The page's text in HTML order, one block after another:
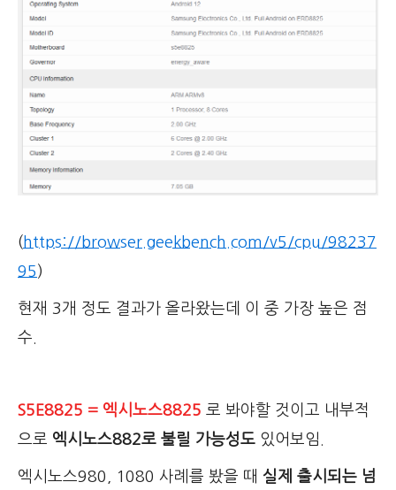
( https://browser.geekbench.com/v5/cpu/98237
95 )
현재 3개 정도 결과가 올라왔는데 이 중 가장 높은 점
수.
S5E8825 = 엑시노스8825 로 봐야할 것이고 내부적
으로 엑시노스882로 불릴 가능성도 있어보임.
엑시노스980, 1080 사례를 봤을 때 실제 출시되는 넘